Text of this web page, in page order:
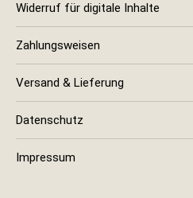
Widerruf für digitale Inhalte
Zahlungsweisen
Versand & Lieferung
Datenschutz
Impressum